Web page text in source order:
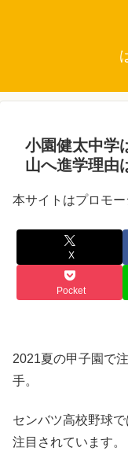
小園健太中学
山へ進学理由
本サイトはプロモ
X
Pocket
2021夏の甲子園で
手。
センバツ高校野球
注目されています。